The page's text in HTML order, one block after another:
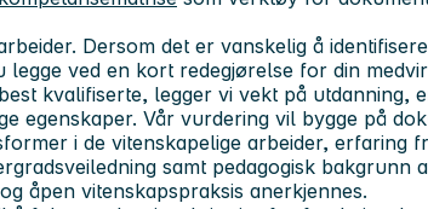
Dersom det er vanskelig å
legge ved en kort redegjørelse for din
kvalifiserte, legger vi vekt på utdanning,
egenskaper. Vår vurdering vil bygge på
i de vitenskapelige arbeider, erfaring
samt pedagogisk bakgrunn
åpen vitenskapspraksis anerkjennes.